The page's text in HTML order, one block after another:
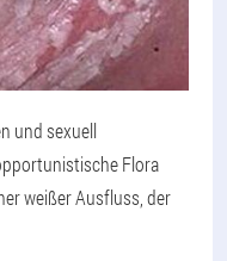
und sexuell
Flora
weißer Ausfluss, der